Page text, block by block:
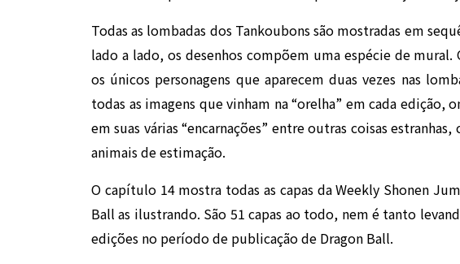
Todas as lombadas dos Tankoubons são mostradas em
lado a lado, os desenhos compõem uma espécie de
os únicos personagens que aparecem duas vezes nas
todas as imagens que vinham na “orelha” em cada edição,
em suas várias “encarnações” entre outras coisas
animais de estimação.
O capítulo 14 mostra todas as capas da Weekly Shonen
Ball as ilustrando. São 51 capas ao todo, nem é tanto
edições no período de publicação de Dragon Ball.